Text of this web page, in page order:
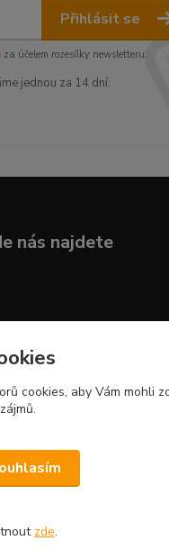
Přihlásit se
za účelem rozesílky newsletteru.
jednou za 14 dní.
nás najdete
cookies, aby Vám mohli
zde.